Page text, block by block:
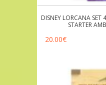
DISNEY LORCANA SET
STARTER
20.00€